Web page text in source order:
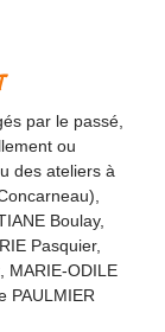
par le passé,
ou
des ateliers à
Boulay,
Pasquier,
MARIE-ODILE
PAULMIER